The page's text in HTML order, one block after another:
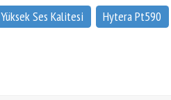
Yüksek Ses Kalitesi Hytera Pt590